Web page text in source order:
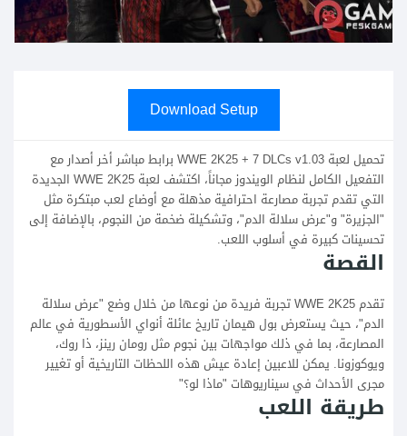
Download Setup
تحميل لعبة WWE 2K25 + 7 DLCs v1.03 برابط مباشر أخر أصدار مع
التفعيل الكامل لنظام الويندوز مجاناً، اكتشف لعبة WWE 2K25 الجديدة
التي تقدم تجربة مصارعة احترافية مذهلة مع أوضاع لعب مبتكرة مثل
"الجزيرة" و"عرض سلالة الدم"، وتشكيلة ضخمة من النجوم، بالإضافة إلى
تحسينات كبيرة في أسلوب اللعب.
القصة
تقدم WWE 2K25 تجربة فريدة من نوعها من خلال وضع "عرض سلالة
الدم"، حيث يستعرض بول هيمان تاريخ عائلة أنواي الأسطورية في عالم
المصارعة، بما في ذلك مواجهات بين نجوم مثل رومان رينز، ذا روك،
ويوكوزونا. يمكن للاعبين إعادة عيش هذه اللحظات التاريخية أو تغيير
مجرى الأحداث في سيناريوهات "ماذا لو؟"
طريقة اللعب